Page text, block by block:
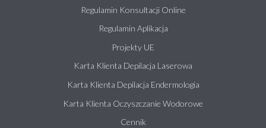
Regulamin Konsultacji Online
Regulamin Aplikacja
Projekty UE
Karta Klienta Depilacja Laserowa
Karta Klienta Depilacja Endermologia
Karta Klienta Oczyszczanie Wodorowe
Cennik